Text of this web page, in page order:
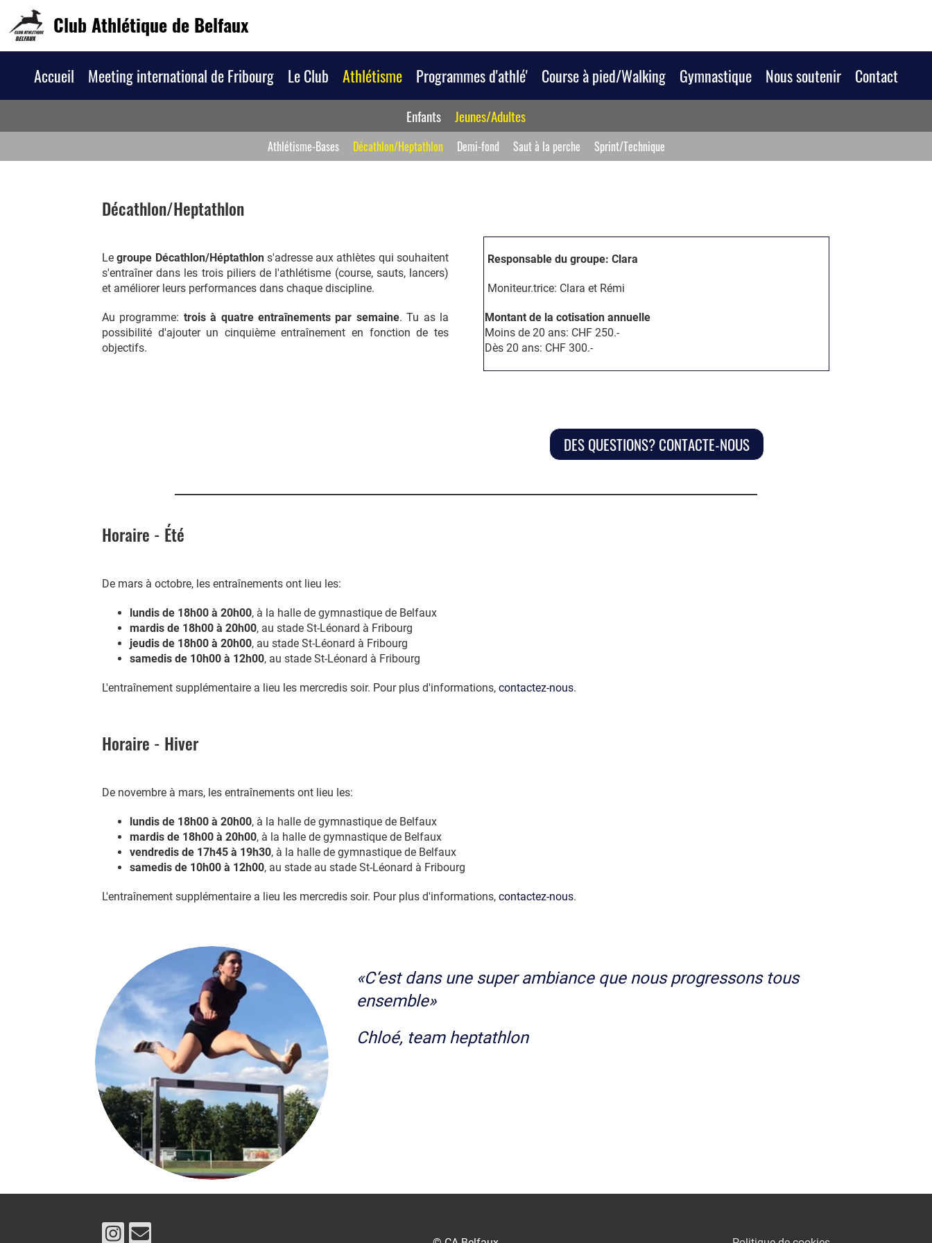
Club Athlétique de Belfaux
Accueil Meeting international de Fribourg Le Club Athlétisme Programmes d'athlé' Course à pied/Walking Gymnastique Nous soutenir Contact
Enfants Jeunes/Adultes
Athlétisme-Bases Décathlon/Heptathlon Demi-fond Saut à la perche Sprint/Technique
Décathlon/Heptathlon
Legroupe Décathlon/Héptathlons'adresse aux athlètes qui souhaitent
s'entraîner dans les trois piliers de l'athlétisme (course, sauts, lancers)
et améliorer leurs performances dans chaque discipline.
Au programme: trois à quatre entraînements par semaine. Tu as la
possibilité d'ajouter un cinquième entraînement en fonction de tes
objectifs.
Responsable du groupe: Clara
Moniteur.trice: Clara et Rémi
Montant de la cotisation annuelle
Moins de 20 ans: CHF 250.-
Dès 20 ans: CHF 300.-
DES QUESTIONS? CONTACTE-NOUS
Horaire - Été
De mars à octobre, les entraînements ont lieu les:
lundis de 18h00 à 20h00, à la halle de gymnastique de Belfaux
mardis de 18h00 à 20h00, au stade St-Léonard à Fribourg
jeudis de 18h00 à 20h00, au stade St-Léonard à Fribourg
samedis de 10h00 à 12h00, au stade St-Léonard à Fribourg
L'entraînement supplémentaire a lieu les mercredis soir. Pour plus d'informations, contactez-nous.
Horaire - Hiver
De novembre à mars, les entraînements ont lieu les:
lundis de 18h00 à 20h00, à la halle de gymnastique de Belfaux
mardis de 18h00 à 20h00, à la halle de gymnastique de Belfaux
vendredis de 17h45 à 19h30, à la halle de gymnastique de Belfaux
samedis de 10h00 à 12h00, au stade au stade St-Léonard à Fribourg
L'entraînement supplémentaire a lieu les mercredis soir. Pour plus d'informations, contactez-nous.
«C‘est dans une super ambiance que nous progressons tous
ensemble»
Chloé, team heptathlon